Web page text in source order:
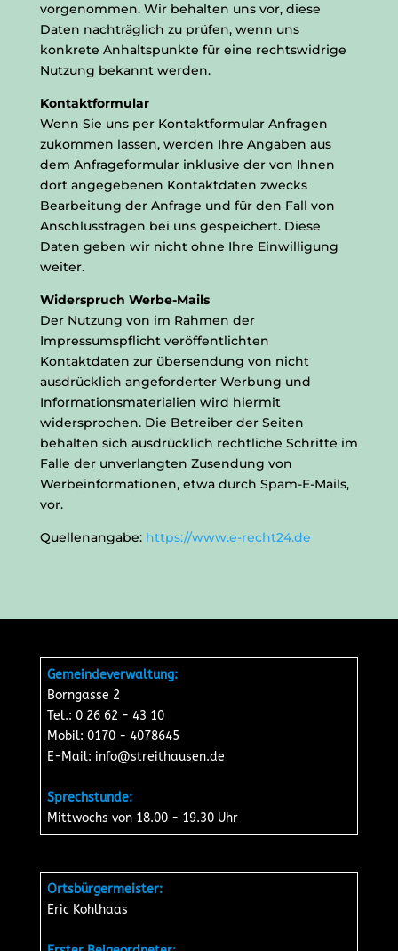
vorgenommen. Wir behalten uns vor, diese
Daten nachträglich zu prüfen, wenn uns
konkrete Anhaltspunkte für eine rechtswidrige
Nutzung bekannt werden.
Kontaktformular
Wenn Sie uns per Kontaktformular Anfragen
zukommen lassen, werden Ihre Angaben aus
dem Anfrageformular inklusive der von Ihnen
dort angegebenen Kontaktdaten zwecks
Bearbeitung der Anfrage und für den Fall von
Anschlussfragen bei uns gespeichert. Diese
Daten geben wir nicht ohne Ihre Einwilligung
weiter.
Widerspruch Werbe-Mails
Der Nutzung von im Rahmen der
Impressumspflicht veröffentlichten
Kontaktdaten zur übersendung von nicht
ausdrücklich angeforderter Werbung und
Informationsmaterialien wird hiermit
widersprochen. Die Betreiber der Seiten
behalten sich ausdrücklich rechtliche Schritte im
Falle der unverlangten Zusendung von
Werbeinformationen, etwa durch Spam-E-Mails,
vor.
Quellenangabe: https://www.e-recht24.de
Gemeindeverwaltung:
Borngasse 2
Tel.: 0 26 62 - 43 10
Mobil: 0170 - 4078645
E-Mail: info@streithausen.de
Sprechstunde:
Mittwochs von 18.00 - 19.30 Uhr
Ortsbürgermeister:
Eric Kohlhaas